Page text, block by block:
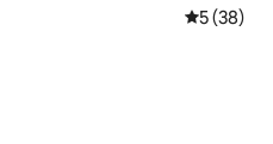
平均评分
5 (38)